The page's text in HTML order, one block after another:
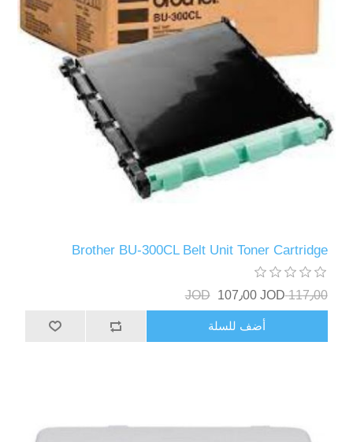
Brother BU-300CL Belt Unit Toner Cartridge
117٫00 JOD 107٫00 JOD
أضف للسلة